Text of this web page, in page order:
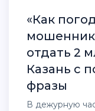
«Как погода в Вологде?»:
отдать 2
Казань с
фразы
В дежурную часть УМВД России «Вологда» с